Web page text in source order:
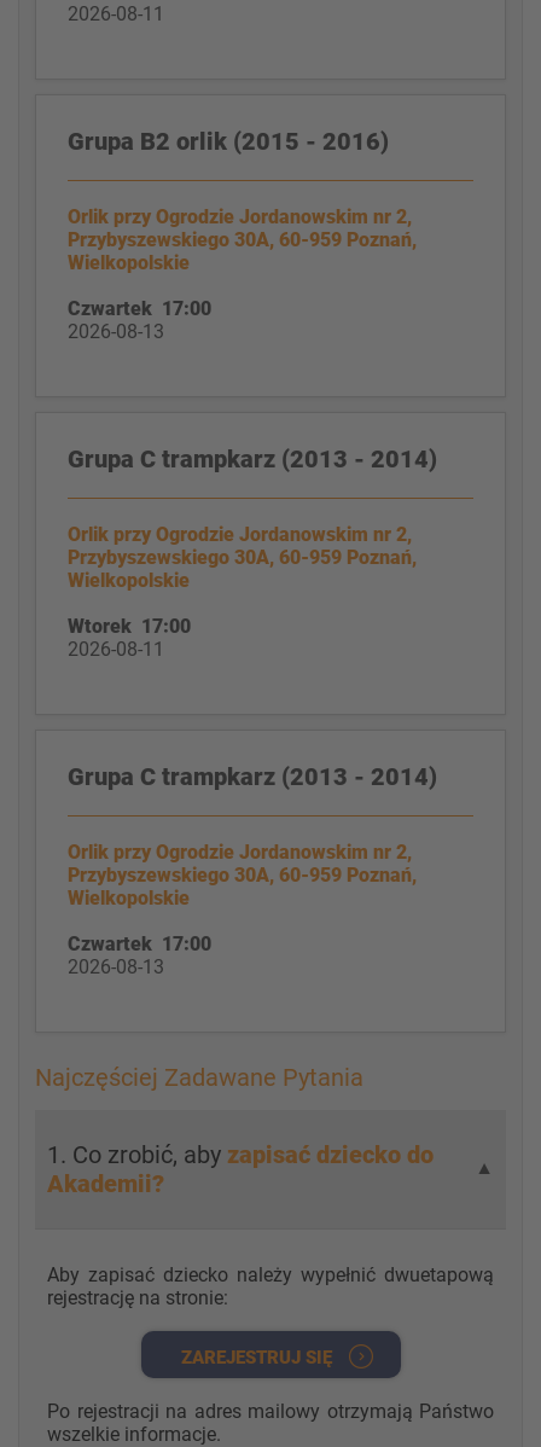
2026-08-11
Grupa B2 orlik (2015 - 2016)
Orlik przy Ogrodzie Jordanowskim nr 2,
Przybyszewskiego 30A, 60-959 Poznań,
Wielkopolskie
Czwartek 17:00
2026-08-13
Grupa C trampkarz (2013 - 2014)
Orlik przy Ogrodzie Jordanowskim nr 2,
Przybyszewskiego 30A, 60-959 Poznań,
Wielkopolskie
Wtorek 17:00
2026-08-11
Grupa C trampkarz (2013 - 2014)
Orlik przy Ogrodzie Jordanowskim nr 2,
Przybyszewskiego 30A, 60-959 Poznań,
Wielkopolskie
Czwartek 17:00
2026-08-13
Najczęściej Zadawane Pytania
1. Co zrobić, aby zapisać dziecko do
Akademii?
▼
Aby zapisać dziecko należy wypełnić dwuetapową
rejestrację na stronie:
ZAREJESTRUJ SIĘ
Po rejestracji na adres mailowy otrzymają Państwo
wszelkie informacje.